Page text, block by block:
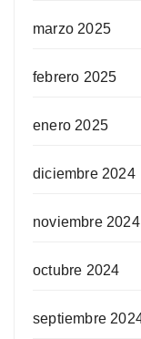
marzo 2025
febrero 2025
enero 2025
diciembre 2024
noviembre 2024
octubre 2024
septiembre